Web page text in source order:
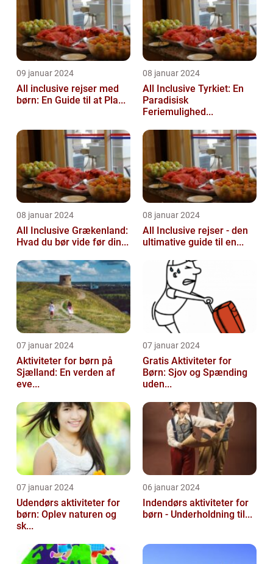
09 januar 2024
All inclusive rejser med
børn: En Guide til at Pla...
08 januar 2024
All Inclusive Tyrkiet: En
Paradisisk
Feriemulighed...
08 januar 2024
All Inclusive Grækenland:
Hvad du bør vide før din...
08 januar 2024
All Inclusive rejser - den
ultimative guide til en...
07 januar 2024
Aktiviteter for børn på
Sjælland: En verden af
eve...
07 januar 2024
Gratis Aktiviteter for
Børn: Sjov og Spænding
uden...
07 januar 2024
Udendørs aktiviteter for
børn: Oplev naturen og
sk...
06 januar 2024
Indendørs aktiviteter for
børn - Underholdning til...